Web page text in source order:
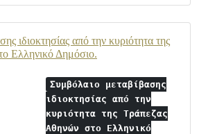
ιδιοκτησίας από την κυριότητα της
Ελληνικό Δημόσιο.
Συμβόλαιο μεταβίβασης
ιδιοκτησίας από την
κυριότητα της Τράπεζας
Αθηνών στο Ελληνικό